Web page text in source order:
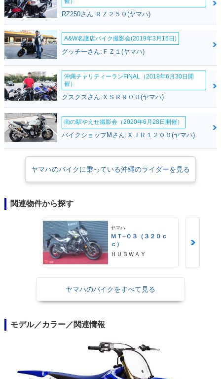
RZ250さん:ＲＺ２５０(ヤマハ)
A&W名護店バイク撮影会(2019年3月16日)
グッチーさん:ＦＺ１(ヤマハ)
沖縄チャリティーランFINAL（2019年6月30日開
催）
クスクスさん:ＸＳＲ９００(ヤマハ)
南の駅やえせ撮影会（2020年6月28日開催）
バイクショップMさん:ＸＪＲ１２００(ヤマハ)
ヤマハのバイクに乗っている沖縄のライダーを見る
関連物件から探す
ヤマハ
ＭＴ−０３（３２０ｃ
ｃ）
ＨＵＢＷＡＹ
ヤマハのバイクをすべて見る
モデル／カラー／関連情報